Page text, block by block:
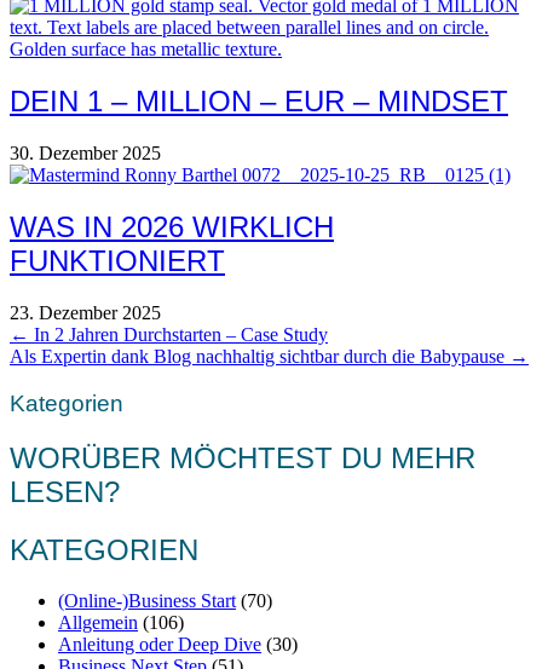
DEIN 1 – MILLION – EUR – MINDSET
30. Dezember 2025
WAS IN 2026 WIRKLICH
FUNKTIONIERT
23. Dezember 2025
POSTS
NAVIGATION
← In 2 Jahren Durchstarten – Case Study
Als Expertin dank Blog nachhaltig sichtbar durch die Babypause →
Kategorien
WORÜBER MÖCHTEST DU MEHR
LESEN?
KATEGORIEN
(Online-)Business Start(70)
Allgemein (106)
Anleitung oder Deep Dive (30)